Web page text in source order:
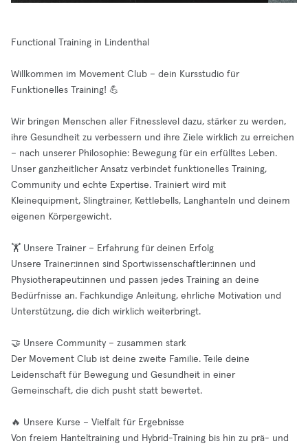
Functional Training in Lindenthal
Willkommen im Movement Club – dein Kursstudio für
Funktionelles Training! 💪
Wir bringen Menschen aller Fitnesslevel dazu, stärker zu werden,
ihre Gesundheit zu verbessern und ihre Ziele wirklich zu erreichen
– nach unserer Philosophie: Bewegung für ein erfülltes Leben.
Unser ganzheitlicher Ansatz verbindet funktionelles Training,
Community und echte Expertise. Trainiert wird mit
Kleinequipment, Slingtrainer, Kettlebells, Langhanteln und deinem
eigenen Körpergewicht.
🏋️ Unsere Trainer – Erfahrung für deinen Erfolg
Unsere Trainer:innen sind Sportwissenschaftler:innen und
Physiotherapeut:innen und passen jedes Training an deine
Bedürfnisse an. Fachkundige Anleitung, ehrliche Motivation und
Unterstützung, die dich wirklich weiterbringt.
🤝 Unsere Community – zusammen stark
Der Movement Club ist deine zweite Familie. Teile deine
Leidenschaft für Bewegung und Gesundheit in einer
Gemeinschaft, die dich pusht statt bewertet.
🔥 Unsere Kurse – Vielfalt für Ergebnisse
Von freiem Hanteltraining und Hybrid-Training bis hin zu prä- und